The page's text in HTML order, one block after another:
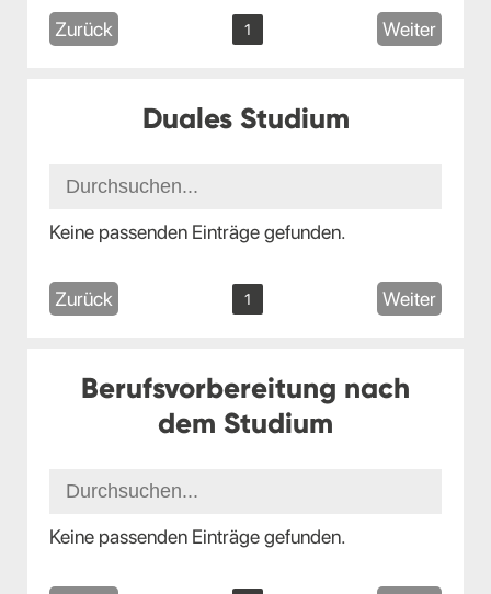
Zurück 1 Weiter
Duales Studium
Keine passenden Einträge gefunden.
Zurück 1 Weiter
Berufsvorbereitung nach
dem Studium
Keine passenden Einträge gefunden.